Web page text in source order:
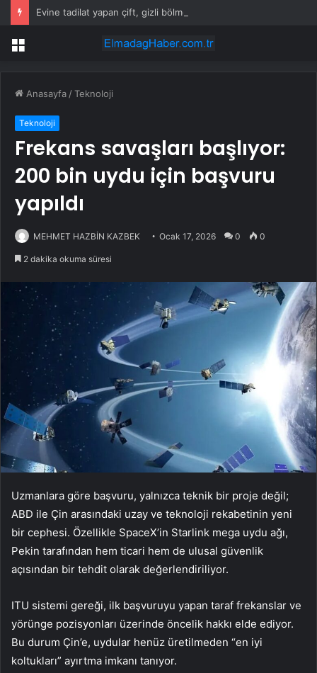
Menü
Anasayfa /Teknoloji
Teknoloji
Frekans savaşları başlıyor:
200 bin uydu için başvuru
yapıldı
MEHMET HAZBİN KAZBEK Ocak 17, 2026 0 0
2 dakika okuma süresi
Uzmanlara göre başvuru, yalnızca teknik bir proje değil;
ABD ile Çin arasındaki uzay ve teknoloji rekabetinin yeni
bir cephesi. Özellikle SpaceX’in Starlink mega uydu ağı,
Pekin tarafından hem ticari hem de ulusal güvenlik
açısından bir tehdit olarak değerlendiriliyor.
ITU sistemi gereği, ilk başvuruyu yapan taraf frekanslar ve
yörünge pozisyonları üzerinde öncelik hakkı elde ediyor.
Bu durum Çin’e, uydular henüz üretilmeden “en iyi
koltukları” ayırtma imkanı tanıyor.